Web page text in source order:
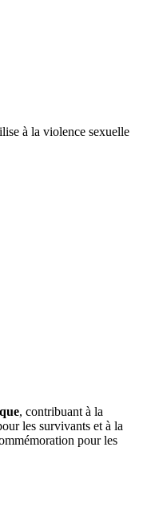
à la violence sexuelle
, contribuant à la
les survivants et à la
pour les